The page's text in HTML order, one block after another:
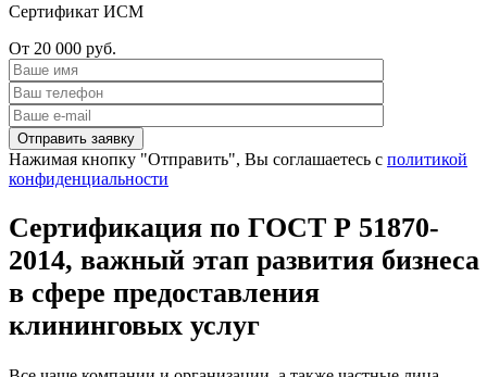
Сертификат ИСМ
От 20 000 руб.
Нажимая кнопку "Отправить", Вы соглашаетесь с политикой
конфиденциальности
Сертификация по ГОСТ Р 51870-
2014, важный этап развития бизнеса
в сфере предоставления
клининговых услуг